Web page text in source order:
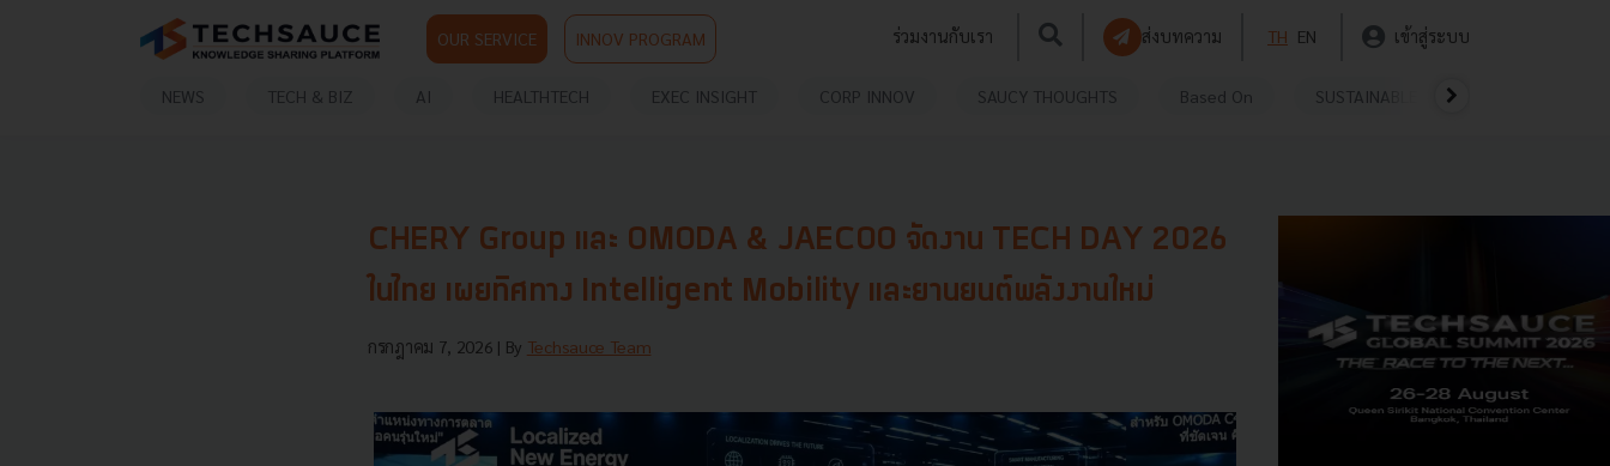
OUR SERVICE INNOV PROGRAM ร่วมงานกับเรา ส่งบทความ TH EN เข้าสู่ระบบ
NEWS TECH & BIZ AI HEALTHTECH EXEC INSIGHT CORP INNOV SAUCY THOUGHTS Based On SUSTAINABLE
CHERY Group และ OMODA & JAECOO จัดงาน TECH DAY 2026
ในไทย เผยทิศทาง Intelligent Mobility และยานยนต์พลังงานใหม่
กรกฎาคม 7, 2026 | By Techsauce Team